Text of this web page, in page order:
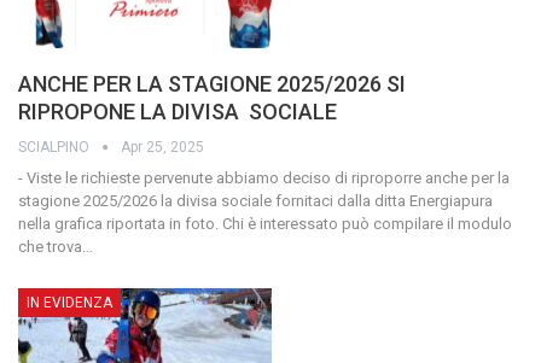
ANCHE PER LA STAGIONE 2025/2026 SI
RIPROPONE LA DIVISA SOCIALE
SCIALPINO Apr 25, 2025
- Viste le richieste pervenute abbiamo deciso di riproporre anche per la
stagione 2025/2026 la divisa sociale fornitaci dalla ditta Energiapura
nella grafica riportata in foto. Chi è interessato può compilare il modulo
che trova…
IN EVIDENZA